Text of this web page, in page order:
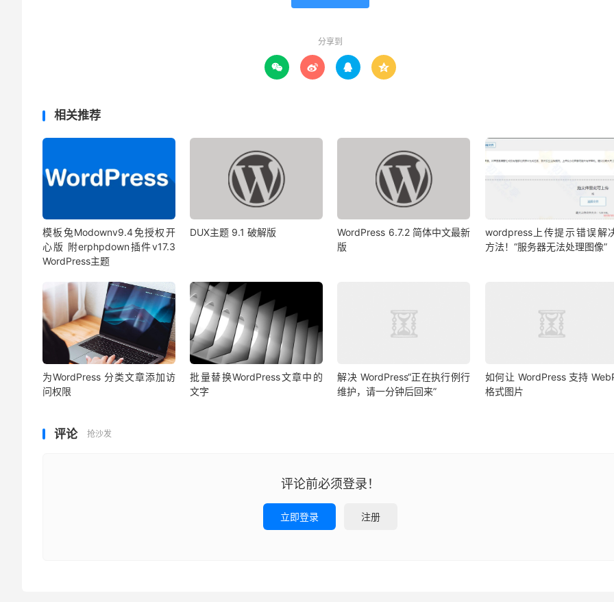
分享到
   
相关推荐
模板兔Modownv9.4免授权开
心版 附erphpdown插件v17.3
WordPress主题
DUX主题 9.1 破解版
WordPress 6.7.2 简体中文最新
版
wordpress上传提示错误解
方法！“服务器无法处理图像”
为WordPress 分类文章添加访
问权限
批量替换WordPress文章中的
文字
解决 WordPress“正在执行例行
维护，请一分钟后回来”
如何让 WordPress 支持
格式图片
评论 抢沙发
评论前必须登录！
立即登录 注册